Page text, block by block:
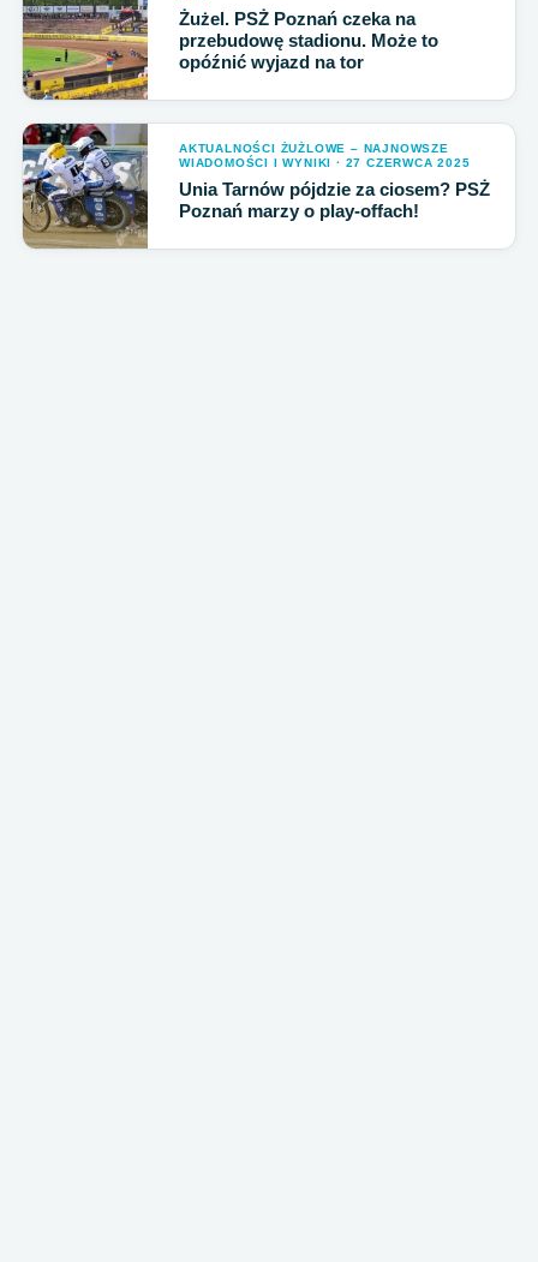
Żużel. PSŻ Poznań czeka na
przebudowę stadionu. Może to
opóźnić wyjazd na tor
AKTUALNOŚCI ŻUŻLOWE – NAJNOWSZE
WIADOMOŚCI I WYNIKI · 27 CZERWCA 2025
Unia Tarnów pójdzie za ciosem? PSŻ
Poznań marzy o play-offach!